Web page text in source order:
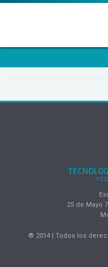
Y
25 de Mayo
® 2014 | Todos los